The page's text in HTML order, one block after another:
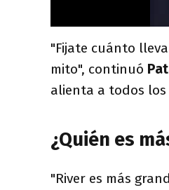
"Fijate cuánto
mito", continuó
alienta a todos los
¿Quién es
"River es más